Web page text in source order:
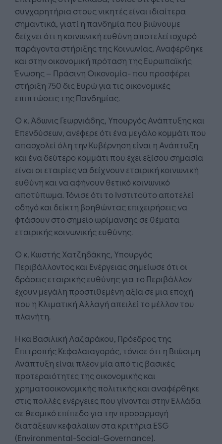
συγχαρητήρια στους νικητές είναι ιδιαίτερα
σημαντικά, γιατί η πανδημία που βιώνουμε
δείχνει ότι η κοινωνική ευθύνη αποτελεί ισχυρό
παράγοντα στήριξης της Κοινωνίας. Αναφέρθηκε
και στην οικονομική πρόταση της Ευρωπαϊκής
Ένωσης – Πράσινη Οικονομία- που προσφέρει
στήριξη 750 δις Ευρώ για τις οικονομικές
επιπτώσεις της Πανδημίας.
Ο κ. Άδωνις Γεωργιάδης, Υπουργός Ανάπτυξης και
Επενδύσεων, ανέφερε ότι ένα μεγάλο κομμάτι που
απασχολεί όλη την Κυβέρνηση είναι η Ανάπτυξη
και ένα δεύτερο κομμάτι που έχει εξίσου σημασία
είναι οι εταιρίες να δείχνουν εταιρική κοινωνική
ευθύνη και να αφήνουν θετικό κοινωνικό
αποτύπωμα. Τόνισε ότι το Ινστιτούτο αποτελεί
οδηγό και δείκτη βοηθώντας επιχειρήσεις να
φτάσουν στο σημείο ωρίμανσης σε θέματα
εταιρικής κοινωνικής ευθύνης.
Ο κ. Κωστής Χατζηδάκης, Υπουργός
Περιβάλλοντος και Ενέργειας σημείωσε ότι οι
δράσεις εταιρικής ευθύνης για το Περιβάλλον
έχουν μεγάλη προστιθεμένη αξία σε μια εποχή
που η Κλιματική Αλλαγή απειλεί το μέλλον του
πλανήτη.
Η κα Βασιλική Λαζαράκου, Πρόεδρος της
Επιτροπής Κεφαλαιαγοράς, τόνισε ότι η Βιώσιμη
Ανάπτυξη είναι πλέον μία από τις βασικές
προτεραιότητες της οικονομικής και
χρηματοοικονομικής πολιτικής και αναφέρθηκε
στις πολλές ενέργειες που γίνονται στην Ελλάδα
σε θεσμικό επίπεδο για την προσαρμογή
διατάξεων κεφαλαίων στα κριτήρια ESG
(Environmental-Social-Governance).